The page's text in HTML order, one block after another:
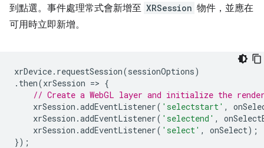
到點選。事件處理常式會新增至 XRSession 物件，並應在
可用時立即新增。
xrDevice. requestSession(sessionOptions)
. then(xrSession => {
// Create a WebGL layer and initialize the
xrSession .addEventListener( 'selectstart' ,
xrSession .addEventListener( 'selectend' ,
xrSession .addEventListener( 'select' , onSelect);
});